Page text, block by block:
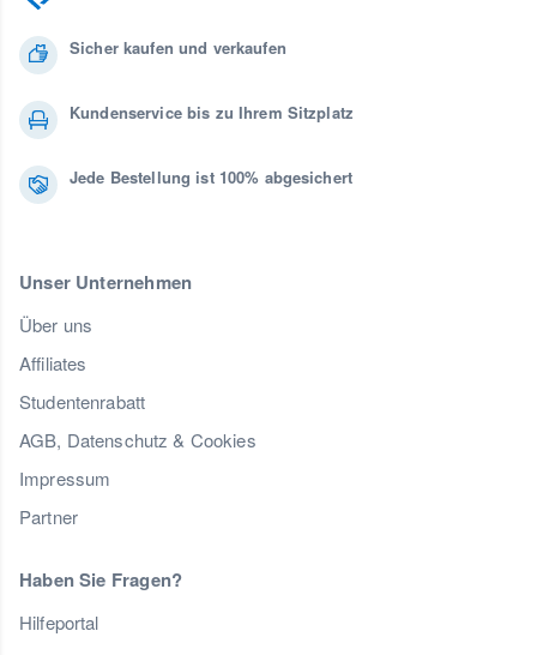
Sicher kaufen und verkaufen
Kundenservice bis zu Ihrem Sitzplatz
Jede Bestellung ist 100% abgesichert
Unser Unternehmen
Über uns
Affiliates
Studentenrabatt
AGB, Datenschutz & Cookies
Impressum
Partner
Haben Sie Fragen?
Hilfeportal